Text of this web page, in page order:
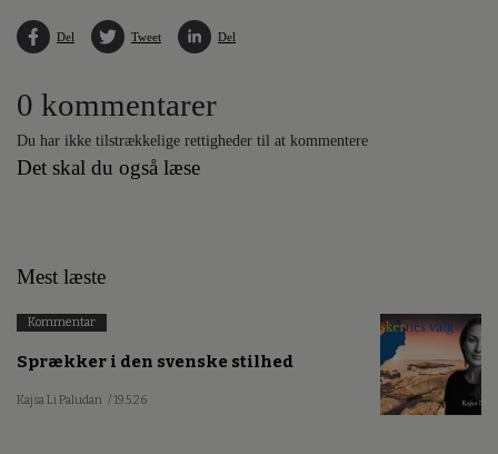
Del Tweet Del
0 kommentarer
Du har ikke tilstrækkelige rettigheder til at kommentere
Det skal du også læse
Mest læste
Kommentar
Sprækker i den svenske stilhed
Kajsa Li Paludan / 19.5.26